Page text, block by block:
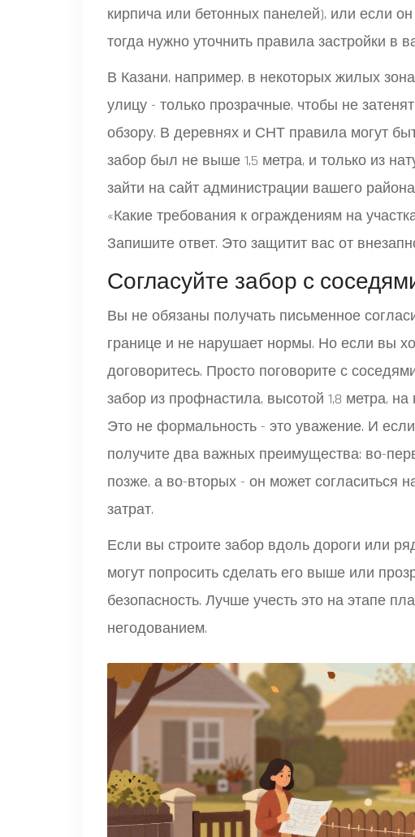
кирпича или бетонных панелей), или если
тогда нужно уточнить правила застройки в
В Казани, например, в некоторых жилых
улицу - только прозрачные, чтобы не
обзору. В деревнях и СНТ правила могут
забор был не выше 1,5 метра, и только из
зайти на сайт администрации вашего
«Какие требования к ограждениям на
Запишите ответ. Это защитит вас от
Согласуйте забор с
Вы не обязаны получать письменное
границе и не нарушает нормы. Но если вы
договоритесь. Просто поговорите с
забор из профнастила, высотой 1,8 метра, на
Это не формальность - это уважение. И
получите два важных преимущества: во-
позже, а во-вторых - он может
затрат.
Если вы строите забор вдоль дороги или
могут попросить сделать его выше или
безопасность. Лучше учесть это на этапе
негодованием.